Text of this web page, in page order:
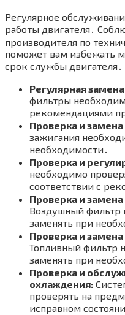
Регулярное
работы двигателя․
производителя по
поможет вам избежать
срок службы двигателя․
Регулярная
фильтры
рекомендациями
Проверка и
зажигания
необходимости․
Проверка и
необходимо
соответствии с
Проверка и
Воздушный фильтр
заменять при
Проверка и
Топливный фильтр
заменять при
Проверка и
охлаждения:
проверять на
исправном